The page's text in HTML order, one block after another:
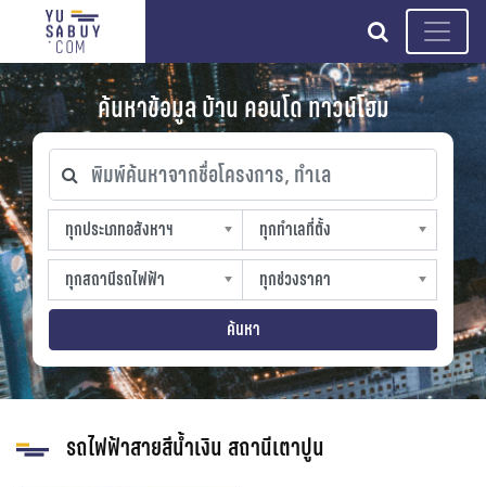
search
ค้นหาข้อมูล บ้าน คอนโด ทาวน์โฮม
พิมพ์ค้นหาจากชื่อโครงการ, ทำเล
ทุกประเภทอสังหาฯ
ทุกประเภทอสังหาฯ
sproperty
ทุกทำเลที่ตั้ง
ทุกทำเลที่ตั้ง
slocation
ทุกสถานีรถไฟฟ้า
ทุกสถานีรถไฟฟ้า
strain-station
ทุกช่วงราคา
ทุกช่วงราคา
sprice
ค้นหา
รถไฟฟ้าสายสีน้ำเงิน สถานีเตาปูน